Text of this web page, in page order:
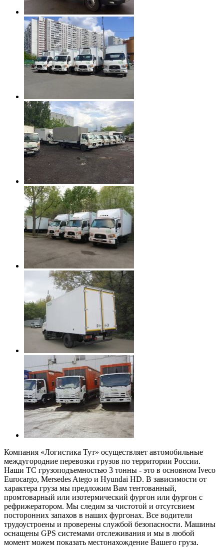
Компания «Логистика Тут» осуществляет автомобильные
междугородние перевозки грузов по территории России.
Наши ТС грузоподъемностью 3 тонны - это в основном Iveco
Eurocargo, Mersedes Atego и Hyundai HD. В зависимости от
характера груза мы предложим Вам тентованный,
промтоварный или изотермический фургон или фургон с
рефрижератором. Мы следим за чистотой и отсутсвием
посторонних запахов в наших фургонах. Все водители
трудоустроены и проверены службой безопасности. Машины
оснащены GPS системами отслеживания и мы в любой
момент можем показать местонахождение Вашего груза.